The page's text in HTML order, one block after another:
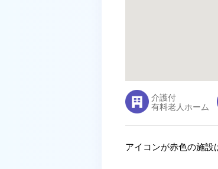
介護付
有料老人ホーム
アイコンが赤色の施